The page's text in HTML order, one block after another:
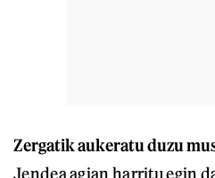
Zergatik aukeratu duzu
Jendea agian harritu egin